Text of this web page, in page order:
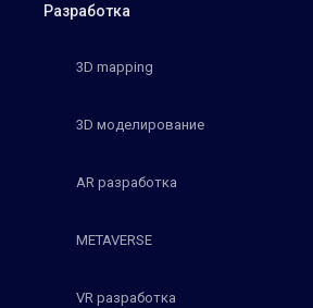
Разработка
3D mapping
3D моделирование
AR разработка
METAVERSE
VR разработка